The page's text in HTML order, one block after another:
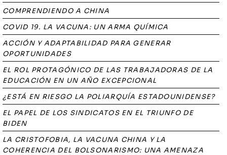
COMPRENDIENDO A CHINA
COVID 19. LA VACUNA: UN ARMA QUÍMICA
ACCIÓN Y ADAPTABILIDAD PARA GENERAR
OPORTUNIDADES
EL ROL PROTAGÓNICO DE LAS TRABAJADORAS DE LA
EDUCACIÓN EN UN AÑO EXCEPCIONAL
¿ESTÁ EN RIESGO LA POLIARQUÍA ESTADOUNIDENSE?
EL PAPEL DE LOS SINDICATOS EN EL TRIUNFO DE
BIDEN
LA CRISTOFOBIA, LA VACUNA CHINA Y LA
COHERENCIA DEL BOLSONARISMO: UNA AMENAZA